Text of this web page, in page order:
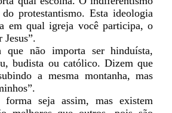
protestantismo. Esta ideologia
em qual igreja você participa, o
Jesus”.
que não importa ser hinduísta,
budista ou católico. Dizem que
a mesma montanha, mas
forma seja assim, mas existem